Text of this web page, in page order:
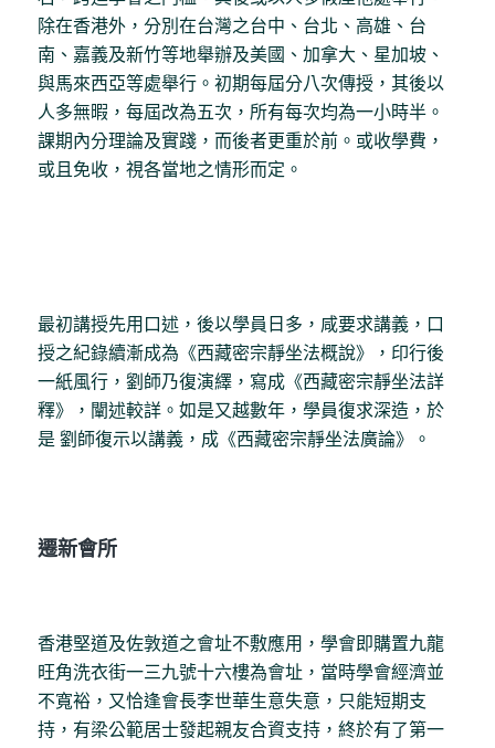
除在香港外，分別在台灣之台中、台北、高雄、台
南、嘉義及新竹等地舉辦及美國、加拿大、星加坡、
與馬來西亞等處舉行。初期每屆分八次傳授，其後以
人多無暇，每屆改為五次，所有每次均為一小時半。
課期內分理論及實踐，而後者更重於前。或收學費，
或且免收，視各當地之情形而定。
最初講授先用口述，後以學員日多，咸要求講義，口
授之紀錄續漸成為《西藏密宗靜坐法概說》，印行後
一紙風行，劉師乃復演繹，寫成《西藏密宗靜坐法詳
釋》，闡述較詳。如是又越數年，學員復求深造，於
是 劉師復示以講義，成《西藏密宗靜坐法廣論》。
遷新會所
香港堅道及佐敦道之會址不敷應用，學會即購置九龍
旺角洗衣街一三九號十六樓為會址，當時學會經濟並
不寬裕，又恰逢會長李世華生意失意，只能短期支
持，有梁公範居士發起親友合資支持，終於有了第一